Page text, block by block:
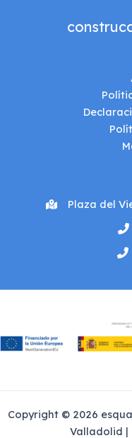
Plaza del
Copyright © 2026
Valladolid |